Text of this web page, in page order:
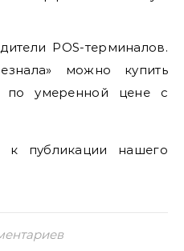
POS-терминалов.
можно купить
по умеренной цене с
публикации нашего